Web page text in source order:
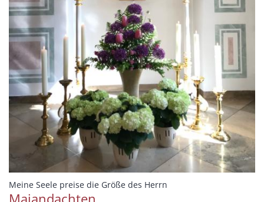
Meine Seele preise die Größe des Herrn